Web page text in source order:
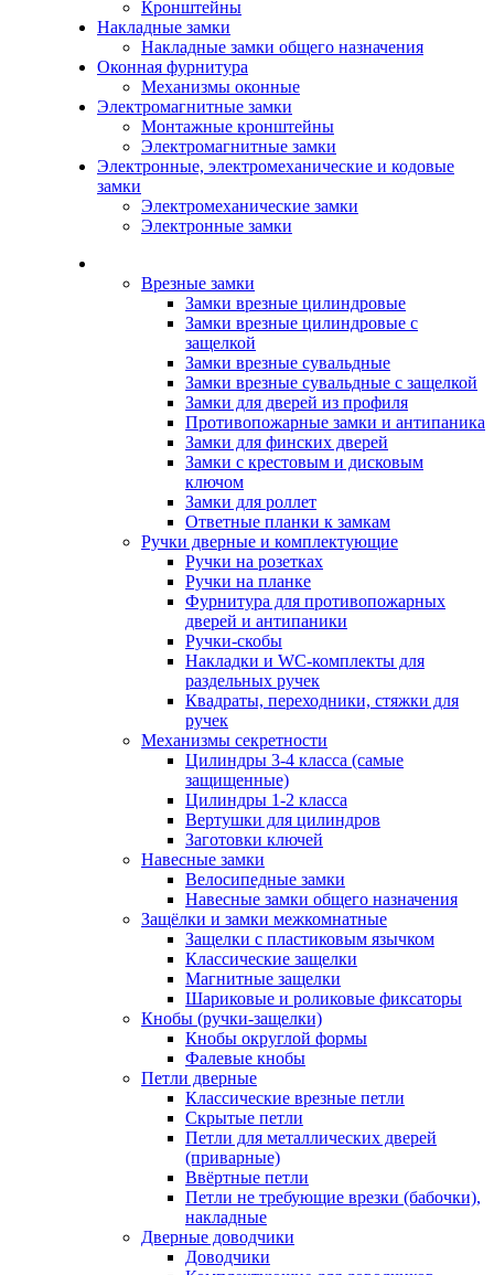
Кронштейны
Накладные замки
Накладные замки общего назначения
Оконная фурнитура
Механизмы оконные
Электромагнитные замки
Монтажные кронштейны
Электромагнитные замки
Электронные, электромеханические и кодовые
замки
Электромеханические замки
Электронные замки
Врезные замки
Замки врезные цилиндровые
Замки врезные цилиндровые с
защелкой
Замки врезные сувальдные
Замки врезные сувальдные с защелкой
Замки для дверей из профиля
Противопожарные замки и антипаника
Замки для финских дверей
Замки с крестовым и дисковым
ключом
Замки для роллет
Ответные планки к замкам
Ручки дверные и комплектующие
Ручки на розетках
Ручки на планке
Фурнитура для противопожарных
дверей и антипаники
Ручки-скобы
Накладки и WC-комплекты для
раздельных ручек
Квадраты, переходники, стяжки для
ручек
Механизмы секретности
Цилиндры 3-4 класса (самые
защищенные)
Цилиндры 1-2 класса
Вертушки для цилиндров
Заготовки ключей
Навесные замки
Велосипедные замки
Навесные замки общего назначения
Защёлки и замки межкомнатные
Защелки с пластиковым язычком
Классические защелки
Магнитные защелки
Шариковые и роликовые фиксаторы
Кнобы (ручки-защелки)
Кнобы округлой формы
Фалевые кнобы
Петли дверные
Классические врезные петли
Скрытые петли
Петли для металлических дверей
(приварные)
Ввёртные петли
Петли не требующие врезки (бабочки),
накладные
Дверные доводчики
Доводчики